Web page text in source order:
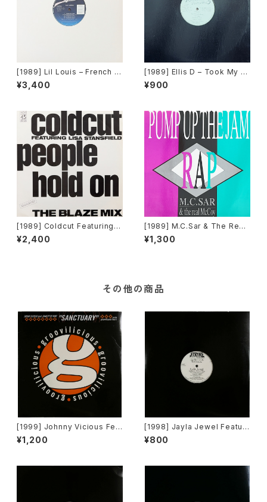
[1989] Lil Louis – French Ki
ss [Epic]
¥3,400
[1989] Ellis D – Took My L
ove Away [Minimal Record
s]
¥900
[1989] Coldcut Featuring L
isa Stansfield – People Ho
ld On (The Blaze Mix) [Inte
¥2,400
[1989] M.C.Sar & The Real
McCoy – Pump Up The Ja
m - Rap [ZYX Records]
¥1,300
その他の商品
[1999] Johnny Vicious Fea
t. Dangerous Dave – Sanct
uary [Groovilicious]
¥1,200
[1998] Jayla Jewel Featuri
ng Grand Puba – I Like Wh
at U Do To Me (Remix) [Str
¥800